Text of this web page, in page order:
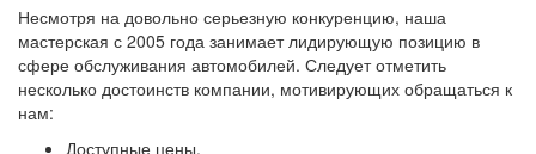
Несмотря на довольно серьезную конкуренцию, наша
мастерская с 2005 года занимает лидирующую позицию в
сфере обслуживания автомобилей. Следует отметить
несколько достоинств компании, мотивирующих обращаться к
нам:
Доступные цены.